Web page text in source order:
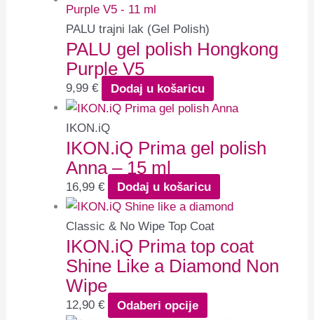
PALU trajni lak (Gel Polish)
PALU gel polish Hongkong
Purple V5
9,99€ Dodaj u košaricu
IKON.iQ
IKON.iQ Prima gel polish
Anna – 15 ml
16,99€ Dodaj u košaricu
Classic & No Wipe Top Coat
IKON.iQ Prima top coat
Shine Like a Diamond Non
Wipe
12,90€ Odaberi opcije